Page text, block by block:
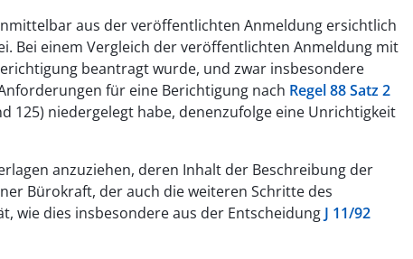
aus der veröffentlichten Anmeldung ersichtlich
Bei einem Vergleich der veröffentlichten Anmeldung mit
beantragt wurde, und zwar insbesondere
für eine Berichtigung nach Regel 88 Satz 2
125) niedergelegt habe, denenzufolge eine Unrichtigkeit
anzuziehen, deren Inhalt der Beschreibung der
Bürokraft, der auch die weiteren Schritte des
wie dies insbesondere aus der Entscheidung J 11/92